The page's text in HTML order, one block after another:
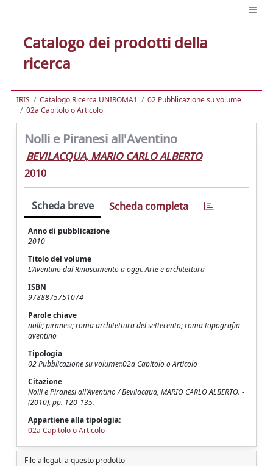
Catalogo dei prodotti della
ricerca
IRIS Catalogo Ricerca UNIROMA1
02 Pubblicazione su volume
02a Capitolo o Articolo
Nolli e Piranesi all'Aventino
BEVILACQUA, MARIO CARLO ALBERTO
2010
Scheda breve Scheda completa
Anno di pubblicazione
2010
Titolo del volume
L'Aventino dal Rinascimento a oggi. Arte e architettura
ISBN
9788875751074
Parole chiave
nolli; piranesi; roma architettura del settecento; roma topografia
aventino
Tipologia
02 Pubblicazione su volume::02a Capitolo o Articolo
Citazione
Nolli e Piranesi all'Aventino / Bevilacqua, MARIO CARLO ALBERTO. -
(2010), pp. 120-135.
Appartiene alla tipologia:
02a Capitolo o Articolo
File allegati a questo prodotto